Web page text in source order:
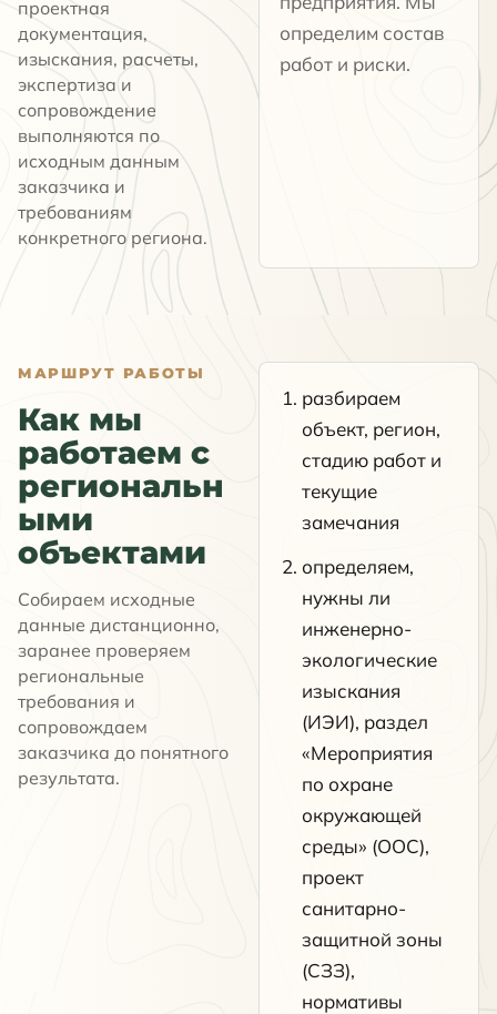
проектная
документация,
изыскания, расчеты,
экспертиза и
сопровождение
выполняются по
исходным данным
заказчика и
требованиям
конкретного региона.
определим состав
работ и риски.
МАРШРУТ РАБОТЫ
Как мы
работаем с
региональн
ыми
объектами
Собираем исходные
данные дистанционно,
заранее проверяем
региональные
требования и
сопровождаем
заказчика до понятного
результата.
разбираем
объект, регион,
стадию работ и
текущие
замечания
определяем,
нужны ли
инженерно-
экологические
изыскания
(ИЭИ), раздел
«Мероприятия
по охране
окружающей
среды» (ООС),
проект
санитарно-
защитной зоны
(СЗЗ),
нормативы